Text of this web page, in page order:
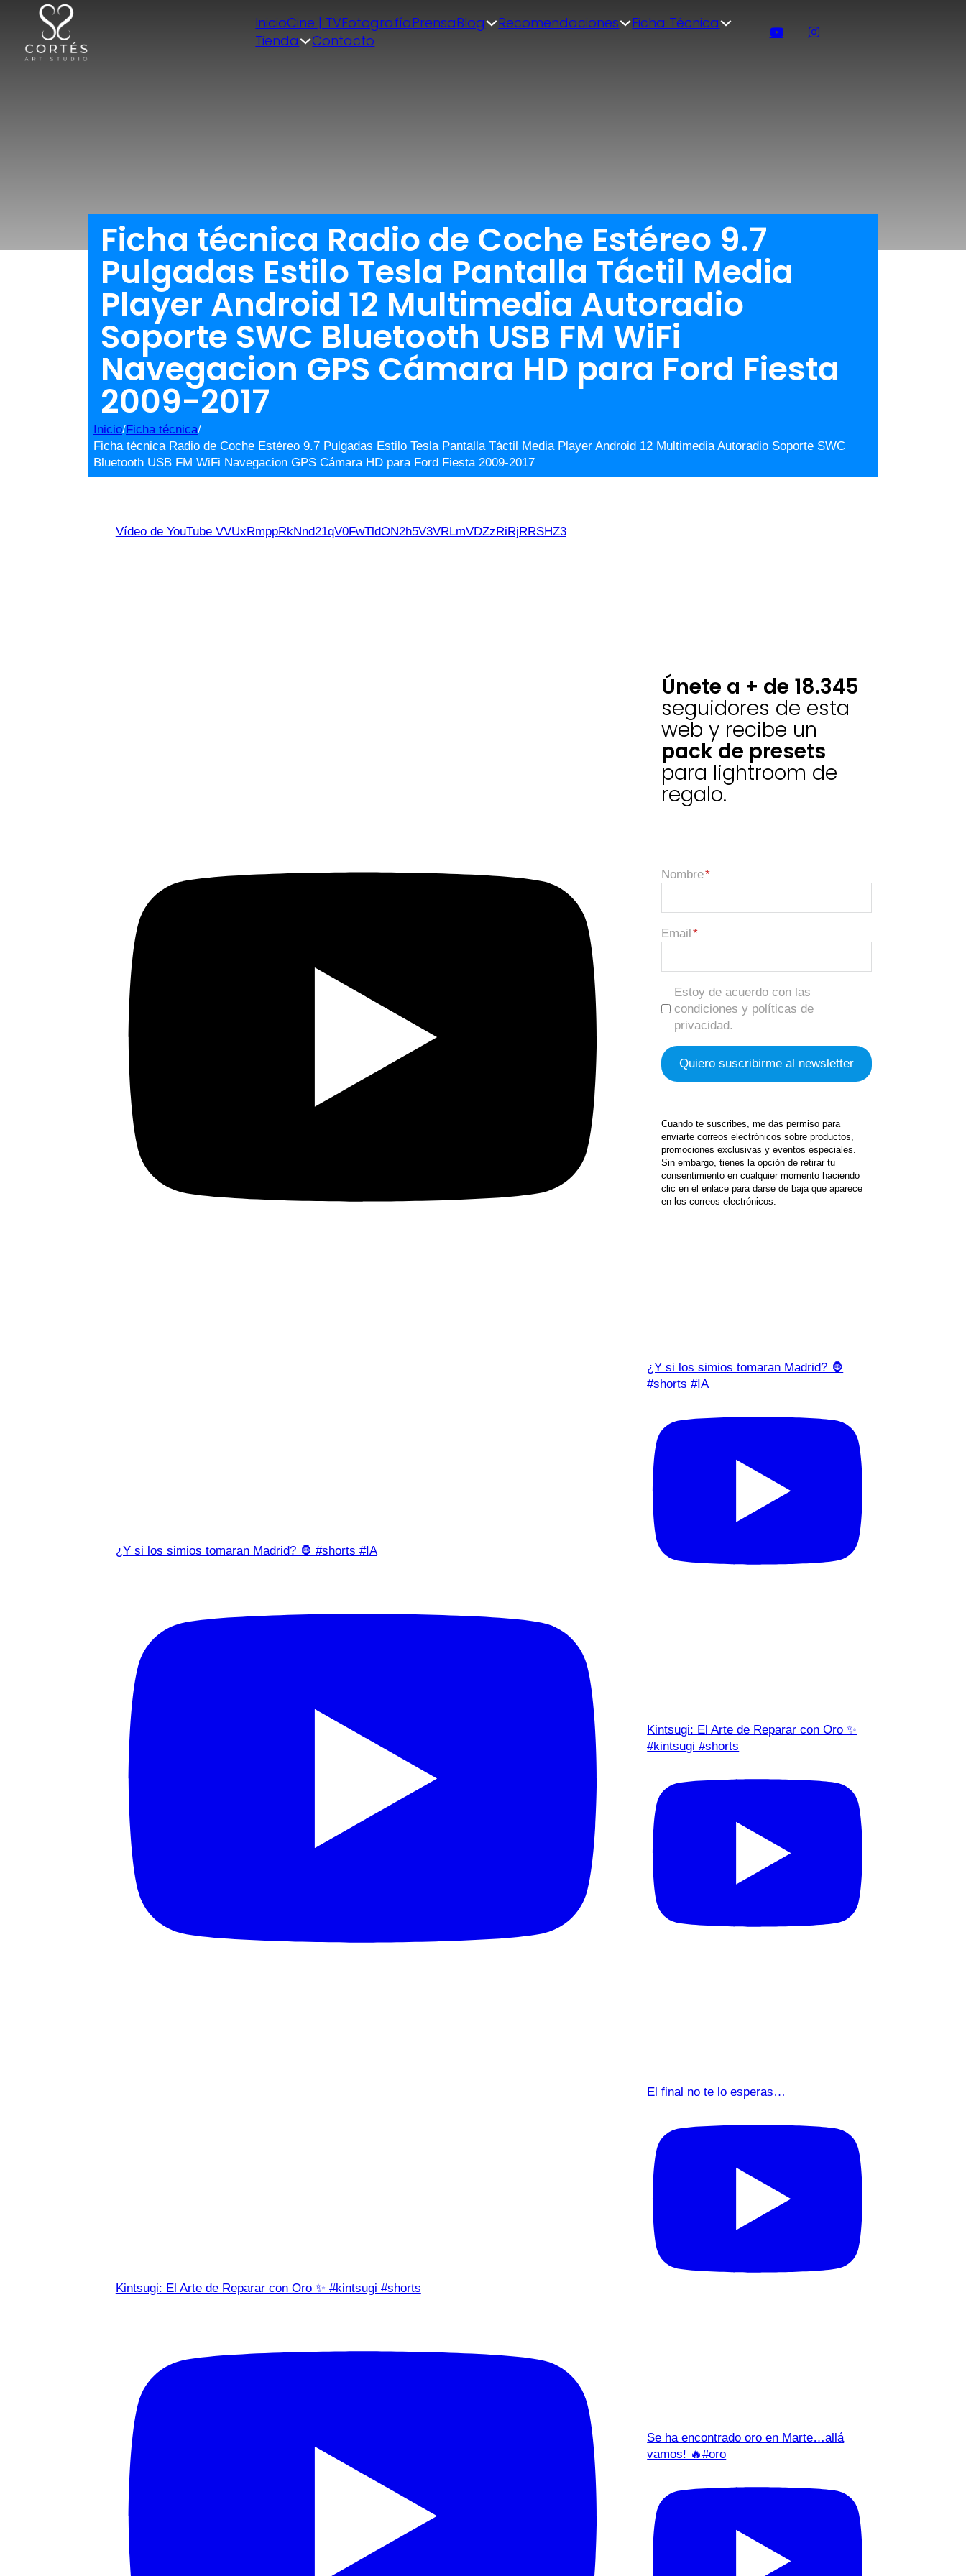
InicioCine | TVFotografíaPrensaBlog Recomendaciones
Ficha Técnica
Tienda
Contacto
Ficha técnica Radio de Coche Estéreo 9.7
Pulgadas Estilo Tesla Pantalla Táctil Media
Player Android 12 Multimedia Autoradio
Soporte SWC Bluetooth USB FM WiFi
Navegacion GPS Cámara HD para Ford Fiesta
2009-2017
Inicio/Ficha técnica/
Ficha técnica Radio de Coche Estéreo 9.7 Pulgadas Estilo Tesla Pantalla Táctil Media Player Android 12 Multimedia Autoradio Soporte SWC
Bluetooth USB FM WiFi Navegacion GPS Cámara HD para Ford Fiesta 2009-2017
Vídeo de YouTube VVUxRmppRkNnd21qV0FwTldON2h5V3VRLmVDZzRiRjRRSHZ3
¿Y si los simios tomaran Madrid? 🦍 #shorts #IA
Kintsugi: El Arte de Reparar con Oro ✨ #kintsugi #shorts
Únete a + de 18.345
seguidores de esta
web y recibe un
pack de presets
para lightroom de
regalo.
Nombre
Email
Estoy de acuerdo con las
condiciones y políticas de
privacidad.
Cuando te suscribes, me das permiso para
enviarte correos electrónicos sobre productos,
promociones exclusivas y eventos especiales.
Sin embargo, tienes la opción de retirar tu
consentimiento en cualquier momento haciendo
clic en el enlace para darse de baja que aparece
en los correos electrónicos.
¿Y si los simios tomaran Madrid? 🦍
#shorts #IA
Kintsugi: El Arte de Reparar con Oro ✨
#kintsugi #shorts
El final no te lo esperas…
Se ha encontrado oro en Marte…allá
vamos! 🔥#oro